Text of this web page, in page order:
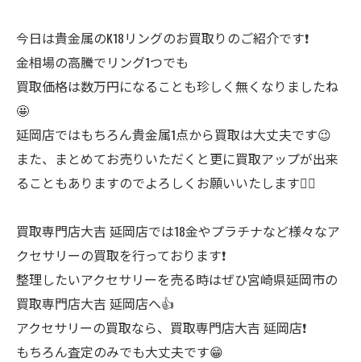
今日は貴金属のK18リングのお買取りのご紹介です❗
金相場の高騰でリング1つでも
買取価格は数万円になることも珍しく無くなりましたね
🤩
延岡店ではもちろん貴金属1点から買取は大丈夫です😉
また、まとめてお売りいただくと更に買取アップが出来
ることもありますのでよろしくお願いいたします🙇‍♂️
買取専門店大吉 延岡店では18金やプラチナなど様々なア
クセサリーの買取を行っております❗
整理したいアクセサリーを売る時はぜひ宮崎県延岡市の
買取専門店大吉 延岡店へ👍
アクセサリーの買取なら、買取専門店大吉 延岡店❗
もちろん査定のみでも大丈夫です😁